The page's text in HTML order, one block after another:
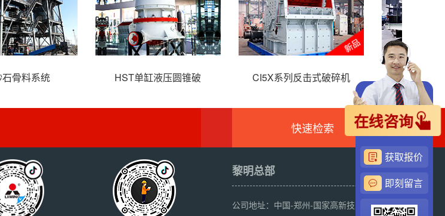
HPT液压圆锥破碎机 VSI6X系列立轴冲击式破碎机 VU砂石骨料系统
快速检索
黎明总部
公司地址：中国-郑州-国家高新技术产业开
在线咨询
获取报价
即刻留言